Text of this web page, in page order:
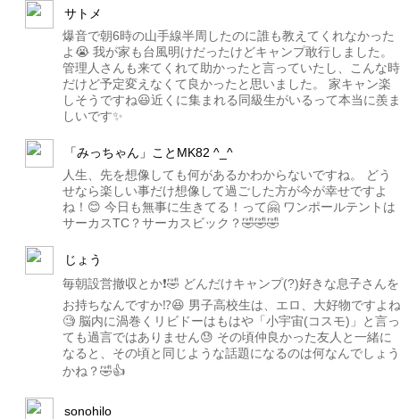
サトメ
爆音で朝6時の山手線半周したのに誰も教えてくれなかった
よ😭 我が家も台風明けだったけどキャンプ敢行しました。
管理人さんも来てくれて助かったと言っていたし、こんな時
だけど予定変えなくて良かったと思いました。 家キャン楽
しそうですね😃近くに集まれる同級生がいるって本当に羨ま
しいです✨
「みっちゃん」ことMK82 ^_^
人生、先を想像しても何があるかわからないですね。 どう
せなら楽しい事だけ想像して過ごした方が今が幸せですよ
ね！😊 今日も無事に生きてる！って🤗 ワンポールテントは
サーカスTC？サーカスビック？🤣🤣🤣
じょう
毎朝設営撤収とか❗️🤣 どんだけキャンプ(?)好きな息子さんを
お持ちなんですか⁉️😆 男子高校生は、エロ、大好物ですよね
🧐 脳内に渦巻くリビドーはもはや「小宇宙(コスモ)」と言っ
ても過言ではありません😓 その頃仲良かった友人と一緒に
なると、その頃と同じような話題になるのは何なんでしょう
かね？🤣👍
sonohilo